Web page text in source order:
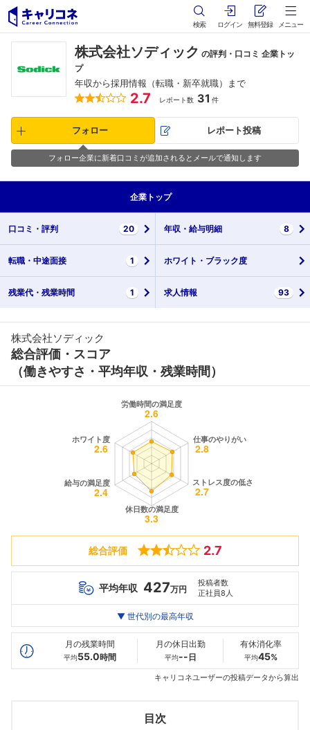
検索 ログイン 無料登録 メニュー
株式会社ソディック の評判・口コミ 企業トッ
プ
年収から採用情報（転職・新卒就職）まで
2.7 レポート数 31 件
フォロー レポート投稿
フォロー企業に新着口コミが追加されるとメールで通知します
企業 トップ
口コミ・ 評判 20 年収・ 給与明細 8
転職・ 中途面接 1 ホワイト・ ブラック度
残業代・ 残業時間 1 求人情報 93
株式会社ソディック
総合評価・スコア
（働きやすさ・平均年収・残業時間）
総合評価 2.7
平均年収 427万円
投稿者数
正社員8人
最高年収
20代
466万
30代
456万
649万
▼ 世代別の最高年収
月の残業時間
平均55.0時間
月の休日出勤
平均-- 日
有休消化率
平均45%
キャリコネユーザーの投稿データから算出
目次